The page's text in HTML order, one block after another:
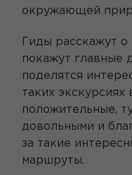
окружающей
Гиды расскажут
покажут главные
поделятся
таких экскурсиях
положительные,
довольными и
за такие
маршруты.